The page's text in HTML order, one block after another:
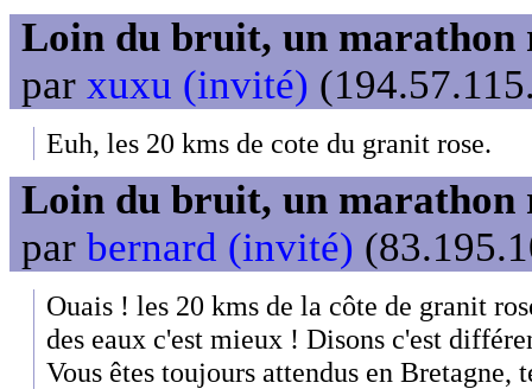
Loin du bruit, un marathon
par xuxu (invité)
Euh, les 20 kms de cote du granit rose.
Loin du bruit, un marathon
par bernard (invité)
Ouais ! les 20 kms de la côte de granit
des eaux c'est mieux ! Disons c'est
Vous êtes toujours attendus en Bretagne,